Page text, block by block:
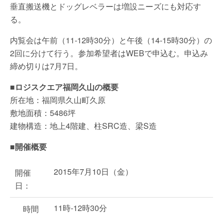
垂直搬送機とドッグレベラーは増設ニーズにも対応す
る。
内覧会は午前（11-12時30分）と午後（14-15時30分）の
2回に分けて行う。参加希望者はWEBで申込む。申込み
締め切りは7月7日。
■ロジスクエア福岡久山の概要
所在地：福岡県久山町久原
敷地面積：5486坪
建物構造：地上4階建、柱SRC造、梁S造
■開催概要
開催
日：
2015年7月10日（金）
時間
11時-12時30分